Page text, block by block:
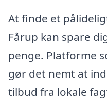
At finde et
Fårup kan spare
penge. Platforme
gør det nemt at
tilbud fra lokale